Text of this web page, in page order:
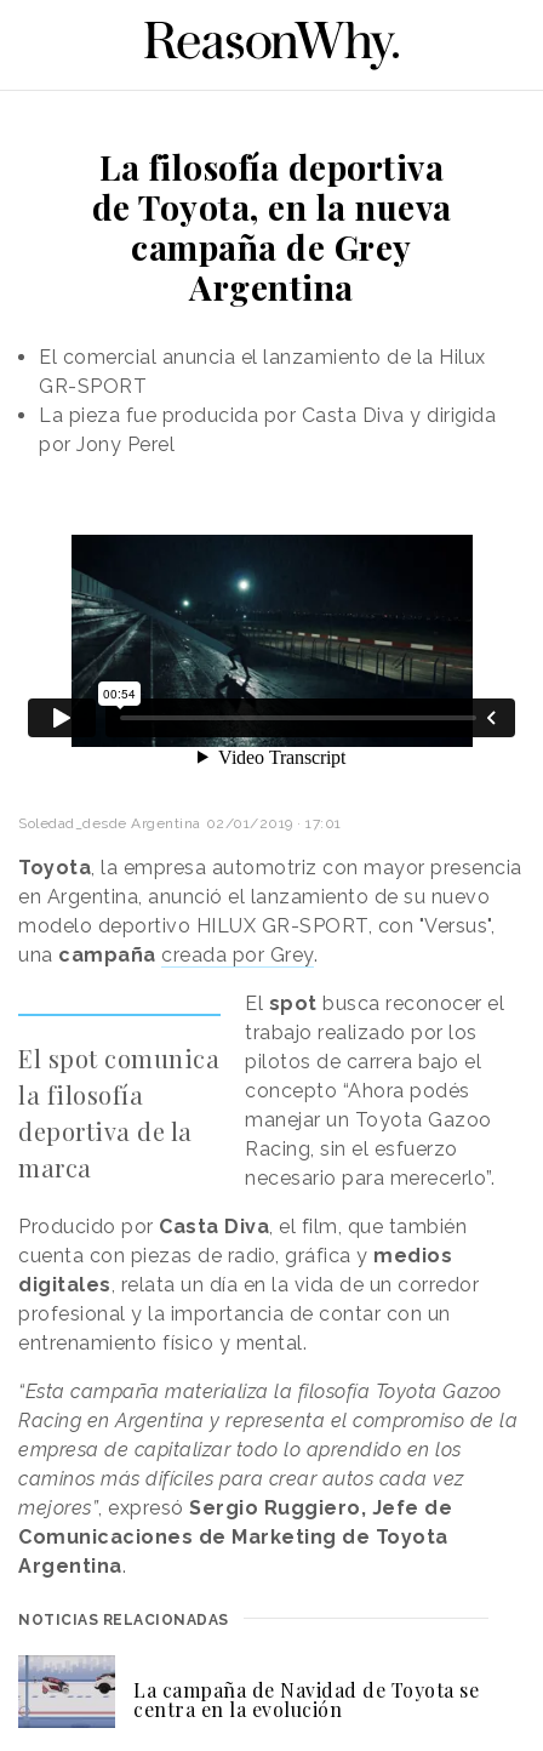
La filosofía deportiva
de Toyota, en la nueva
campaña de Grey
Argentina
El comercial anuncia el lanzamiento de la Hilux
GR-SPORT
La pieza fue producida por Casta Diva y dirigida
por Jony Perel
Soledad_desde Argentina 02/01/2019 · 17:01
Toyota, la empresa automotriz con mayor presencia
en Argentina, anunció el lanzamiento de su nuevo
modelo deportivo HILUX GR-SPORT, con "Versus",
una campaña creada por Grey.
El spot comunica
la filosofía
deportiva de la
marca
El spot busca reconocer el
trabajo realizado por los
pilotos de carrera bajo el
concepto “Ahora podés
manejar un Toyota Gazoo
Racing, sin el esfuerzo
necesario para merecerlo”.
Producido por Casta Diva, el film, que también
cuenta con piezas de radio, gráfica y medios
digitales, relata un día en la vida de un corredor
profesional y la importancia de contar con un
entrenamiento físico y mental.
“Esta campaña materializa la filosofía Toyota Gazoo
Racing en Argentina y representa el compromiso de la
empresa de capitalizar todo lo aprendido en los
caminos más difíciles para crear autos cada vez
mejores”, expresó Sergio Ruggiero, Jefe de
Comunicaciones de Marketing de Toyota
Argentina.
NOTICIAS RELACIONADAS
La campaña de Navidad de Toyota se
centra en la evolución